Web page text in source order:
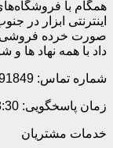
همگام با
اینترنتی ابزار در
صورت خرده فروشی
داد با همه نهاد ها
شماره تماس: 07734291849
زمان پاسخگویی: 8:30 الی 20
خدمات مشتریان